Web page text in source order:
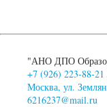
"АНО ДПО
+7 (926) 223-88-21
Москва, ул.
6216237@mail.ru